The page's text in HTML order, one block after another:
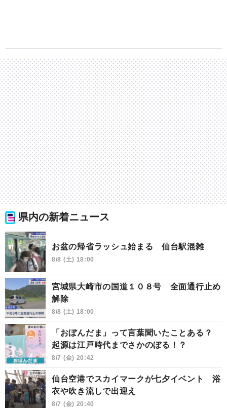
県内の新着ニュース
お盆の帰省ラッシュ始まる 仙台駅混雑
8/8 (土) 18:00
宮城県大崎市の国道１０８号 全面通行止め
解除
8/8 (土) 18:00
「おぼんだま」って言葉聞いたことある？
起源は江戸時代までさかのぼる！？
8/7 (金) 20:42
仙台空港でスカイマークが七夕イベント 浴
衣や吹き流しで出迎え
8/7 (金) 20:40